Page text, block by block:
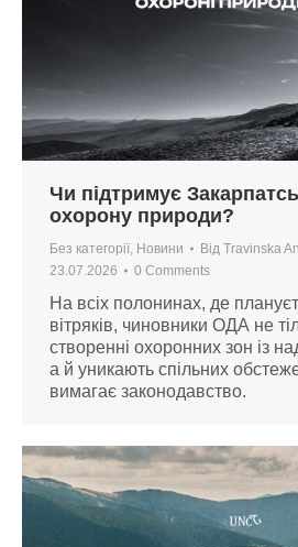
Чи підтримує
охорону природи?
Без категорії Новини Від Travinska
23.07.2026
0 Comments
На всіх полонинах, де
вітряків, чиновники ОДА не
створенні охоронних зон із
а й уникають спільних
вимагає законодавство.